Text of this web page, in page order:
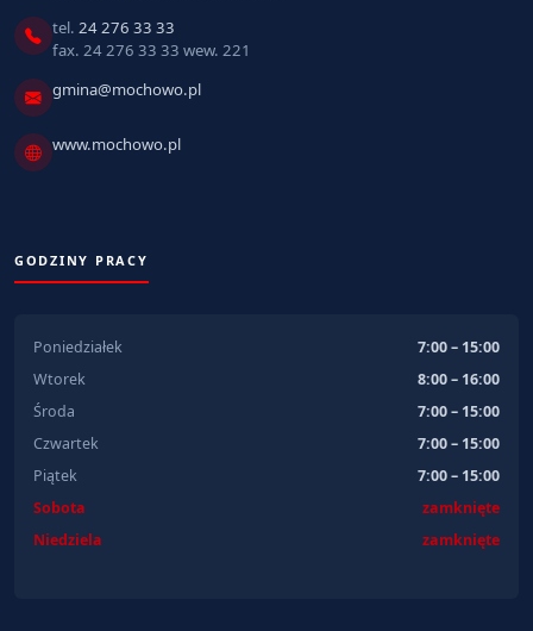
tel. 24 276 33 33
fax. 24 276 33 33 wew. 221
gmina@mochowo.pl
www.mochowo.pl
GODZINY PRACY
Poniedziałek
7:00 – 15:00
Wtorek
8:00 – 16:00
Środa
7:00 – 15:00
Czwartek
7:00 – 15:00
Piątek
7:00 – 15:00
Sobota
zamknięte
Niedziela
zamknięte